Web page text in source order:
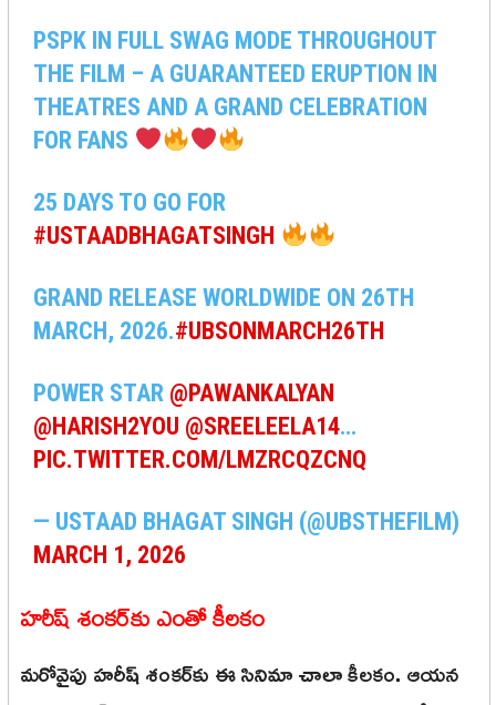
PSPK IN FULL SWAG MODE THROUGHOUT
THE FILM – A GUARANTEED ERUPTION IN
THEATRES AND A GRAND CELEBRATION
FOR FANS
25 DAYS TO GO FOR
#USTAADBHAGATSINGH
GRAND RELEASE WORLDWIDE ON 26TH
MARCH, 2026.#UBSONMARCH26TH
POWER STAR @PAWANKALYAN
@HARISH2YOU @SREELEELA14…
PIC.TWITTER.COM/LMZRCQZCNQ
— USTAAD BHAGAT SINGH (@UBSTHEFILM)
MARCH 1, 2026
హరీష్ శంకర్‌కు ఎంతో కీలకం
మరోవైపు హరీష్ శంకర్‌కు ఈ సినిమా చాలా కీలకం. ఆయన